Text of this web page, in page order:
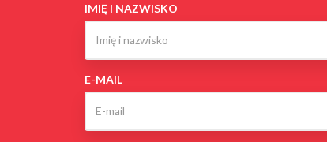
IMIĘ I NAZWISKO
E-MAIL